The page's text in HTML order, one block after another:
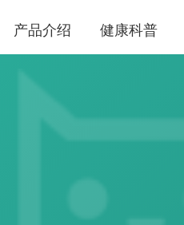
产品介绍 健康科普